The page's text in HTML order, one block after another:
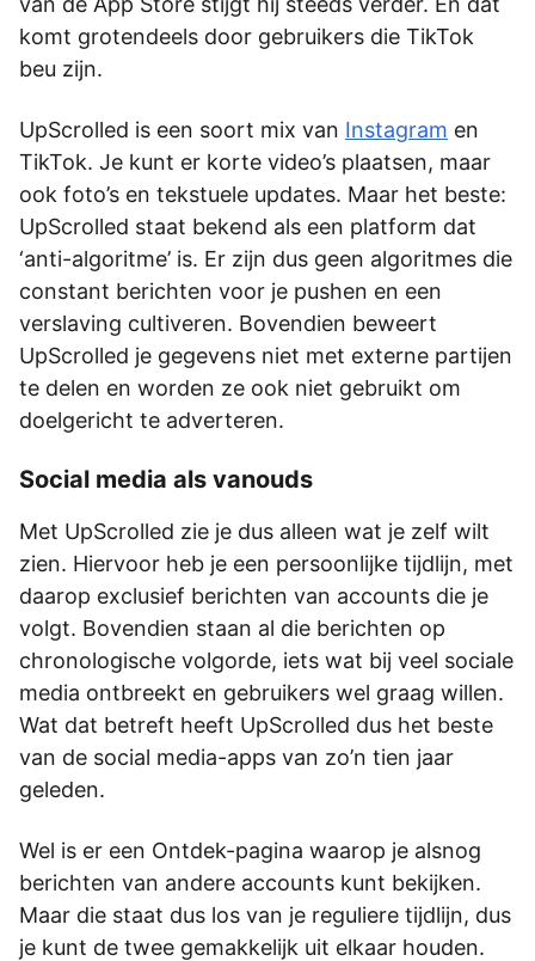
komt grotendeels door gebruikers die TikTok
beu zijn.
UpScrolled is een soort mix van Instagram en
TikTok. Je kunt er korte video’s plaatsen, maar
ook foto’s en tekstuele updates. Maar het beste:
UpScrolled staat bekend als een platform dat
‘anti-algoritme’ is. Er zijn dus geen algoritmes die
constant berichten voor je pushen en een
verslaving cultiveren. Bovendien beweert
UpScrolled je gegevens niet met externe partijen
te delen en worden ze ook niet gebruikt om
doelgericht te adverteren.
Social media als vanouds
Met UpScrolled zie je dus alleen wat je zelf wilt
zien. Hiervoor heb je een persoonlijke tijdlijn, met
daarop exclusief berichten van accounts die je
volgt. Bovendien staan al die berichten op
chronologische volgorde, iets wat bij veel sociale
media ontbreekt en gebruikers wel graag willen.
Wat dat betreft heeft UpScrolled dus het beste
van de social media-apps van zo’n tien jaar
geleden.
Wel is er een Ontdek-pagina waarop je alsnog
berichten van andere accounts kunt bekijken.
Maar die staat dus los van je reguliere tijdlijn, dus
je kunt de twee gemakkelijk uit elkaar houden.